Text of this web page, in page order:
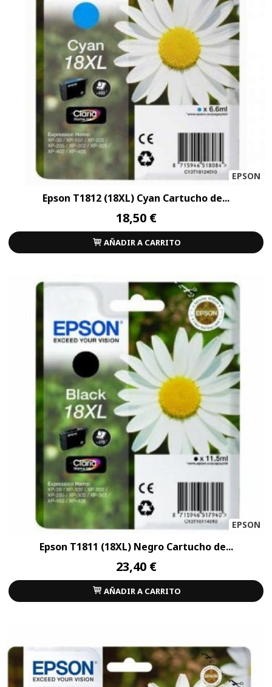
EPSON
Epson T1812 (18XL) Cyan Cartucho de...
18,50 €
AÑADIR A CARRITO
EPSON
Epson T1811 (18XL) Negro Cartucho de...
23,40 €
AÑADIR A CARRITO